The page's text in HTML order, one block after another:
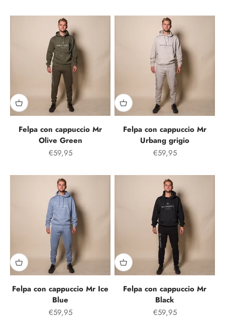
Felpa con cappuccio Mr
Olive Green
Prezzo speciale
€59,95
Felpa con cappuccio Mr
Urbang grigio
Prezzo speciale
€59,95
Felpa con cappuccio Mr Ice
Blue
Prezzo speciale
€59,95
Felpa con cappuccio Mr
Black
Prezzo speciale
€59,95